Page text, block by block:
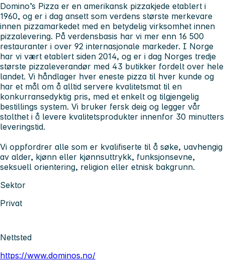
Domino’s Pizza er en amerikansk pizzakjede etablert i
1960, og er i dag ansett som verdens største merkevare
innen pizzamarkedet med en betydelig virksomhet innen
pizzalevering. På verdensbasis har vi mer enn 16 500
restauranter i over 92 internasjonale markeder. I Norge
har vi vært etablert siden 2014, og er i dag Norges tredje
største pizzaleverandør med 43 butikker fordelt over hele
landet. Vi håndlager hver eneste pizza til hver kunde og
har et mål om å alltid servere kvalitetsmat til en
konkurransedyktig pris, med et enkelt og tilgjengelig
bestillings system. Vi bruker fersk deig og legger vår
stolthet i å levere kvalitetsprodukter innenfor 30 minutters
leveringstid.
Vi oppfordrer alle som er kvalifiserte til å søke, uavhengig
av alder, kjønn eller kjønnsuttrykk, funksjonsevne,
seksuell orientering, religion eller etnisk bakgrunn.
Sektor
Privat
Nettsted
https://www.dominos.no/